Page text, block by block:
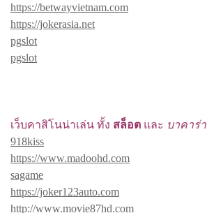
https://betwayvietnam.com
https://jokerasia.net
pgslot
pgslot
เว็บคาสิโนน่าเล่น ทั้ง สล็อต และ บาคาร่า
918kiss
https://www.madoohd.com
sagame
https://joker123auto.com
http://www.movie87hd.com